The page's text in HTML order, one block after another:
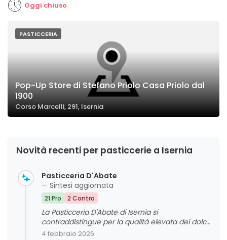
Oggi chiuso
PASTICCERIA
Pop-Up Store di Stefano Priolo Casa Priolo dal
1900
Corso Marcelli, 291, Isernia
Novità recenti per pasticcerie a Isernia
Pasticceria D'Abate
— Sintesi aggiornata
21 Pro 2 Contro
La Pasticceria D'Abate di Isernia si
contraddistingue per la qualità elevata dei dolci
e l'attenzione alla clientela, offrendo un'ampia
4 febbraio 2026